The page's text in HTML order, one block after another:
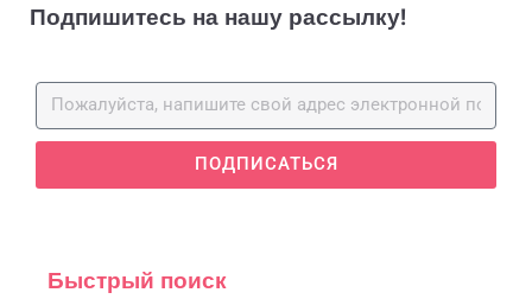
Подпишитесь на нашу рассылку!
ПОДПИСАТЬСЯ
Быстрый поиск